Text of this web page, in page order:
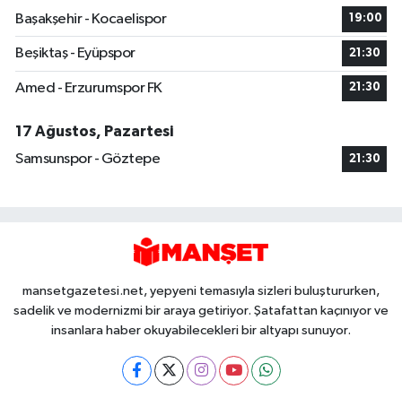
Başakşehir - Kocaelispor
19:00
Beşiktaş - Eyüpspor 21:30
Amed - Erzurumspor FK 21:30
17 Ağustos, Pazartesi
Samsunspor - Göztepe
21:30
mansetgazetesi.net, yepyeni temasıyla sizleri buluştururken,
sadelik ve modernizmi bir araya getiriyor. Şatafattan kaçınıyor ve
insanlara haber okuyabilecekleri bir altyapı sunuyor.